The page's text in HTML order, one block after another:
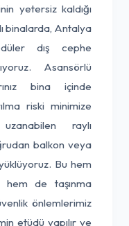
yetersiz kaldığı
binalarda, Antalya
dış cephe
Asansörlü
bina içinde
riski minimize
raylı
balkon veya
Bu hem
de taşınma
önlemlerimiz
etüdü yapılır ve